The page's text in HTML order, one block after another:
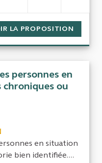
LA PROPOSITION
personnes en
ou
en situation
bien identifiée....